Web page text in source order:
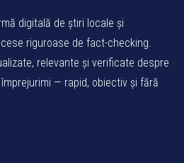
digitală de știri locale și
riguroase de fact-checking.
relevante și verificate despre
— rapid, obiectiv și fără